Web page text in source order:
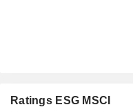
Ratings ESG MSCI